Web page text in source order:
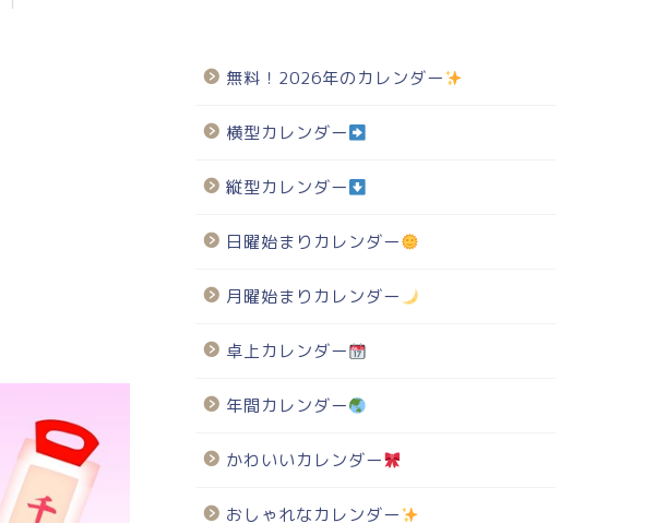
無料！2026年のカレンダー
横型カレンダー
縦型カレンダー
日曜始まりカレンダー
月曜始まりカレンダー
卓上カレンダー
年間カレンダー
かわいいカレンダー
おしゃれなカレンダー